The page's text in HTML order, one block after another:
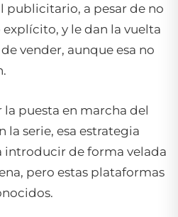
publicitario, a pesar de no
y le dan la vuelta
vender, aunque esa no
puesta en marcha del
la serie, esa estrategia
introducir de forma velada
pero estas plataformas